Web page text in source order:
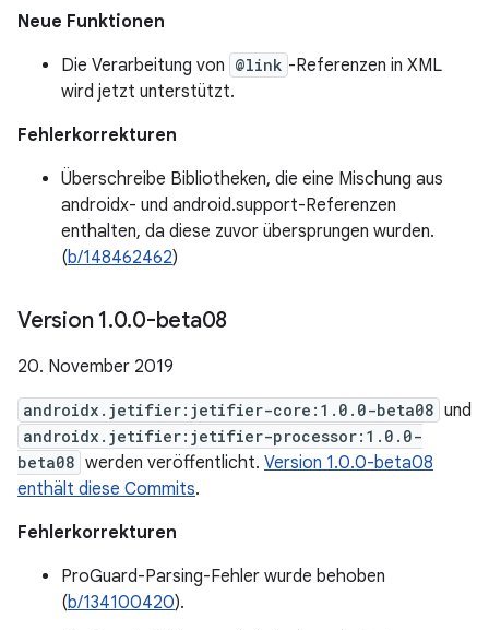
Neue Funktionen
Die Verarbeitung von @link -Referenzen in XML
wird jetzt unterstützt.
Fehlerkorrekturen
Überschreibe Bibliotheken, die eine Mischung aus
androidx- und android.support-Referenzen
enthalten, da diese zuvor übersprungen wurden.
(b/148462462)
Version 1.0.0-beta08
20. November 2019
androidx.jetifier:jetifier-core:1.0.0-beta08 und
androidx.jetifier:jetifier-processor:1.0.0-
beta08 werden veröffentlicht. Version 1.0.0-beta08
enthält diese Commits.
Fehlerkorrekturen
ProGuard-Parsing-Fehler wurde behoben
(b/134100420).